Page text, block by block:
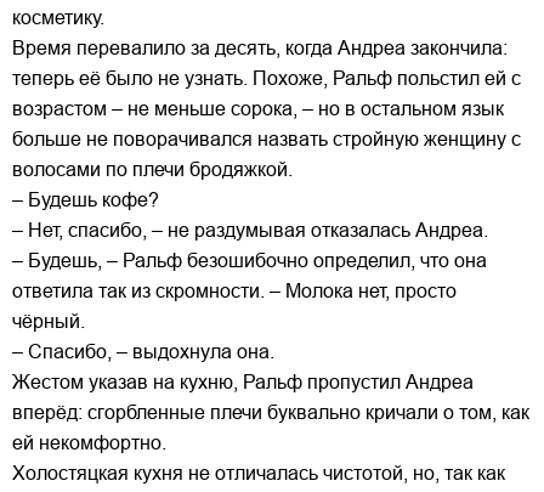
косметику.
Время перевалило за десять, когда Андреа закончила:
теперь её было не узнать. Похоже, Ральф польстил ей с
возрастом – не меньше сорока, – но в остальном язык
больше не поворачивался назвать стройную женщину с
волосами по плечи бродяжкой.
– Будешь кофе?
– Нет, спасибо, – не раздумывая отказалась Андреа.
– Будешь, – Ральф безошибочно определил, что она
ответила так из скромности. – Молока нет, просто
чёрный.
– Спасибо, – выдохнула она.
Жестом указав на кухню, Ральф пропустил Андреа
вперёд: сгорбленные плечи буквально кричали о том, как
ей некомфортно.
Холостяцкая кухня не отличалась чистотой, но, так как